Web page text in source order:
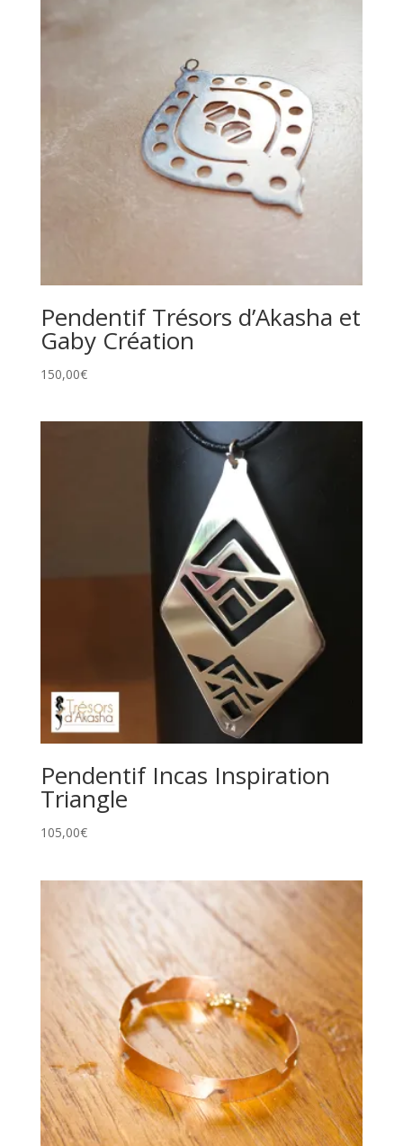
Pendentif Trésors d’Akasha et
Gaby Création
150,00€
Pendentif Incas Inspiration
Triangle
105,00€